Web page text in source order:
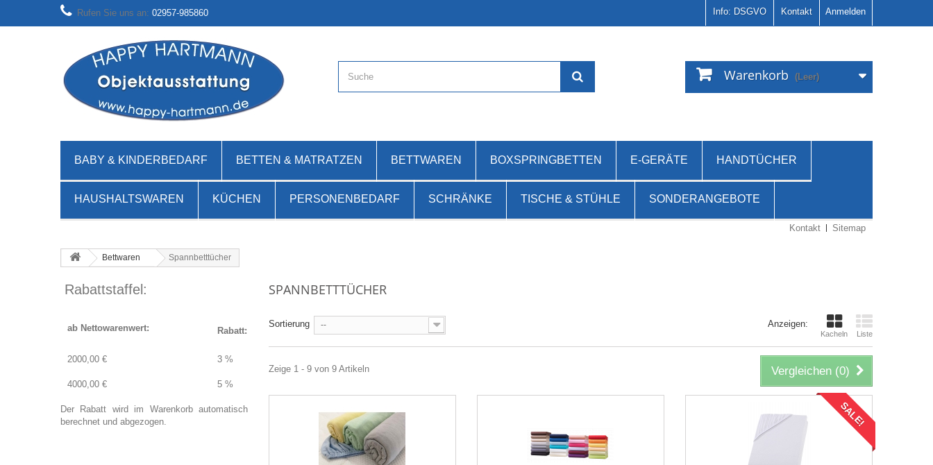
Anmelden
Kontakt
Info: DSGVO
Rufen Sie uns an: 02957-985860
Warenkorb (Leer)
BABY & KINDERBEDARF BETTEN & MATRATZEN BETTWAREN BOXSPRINGBETTEN E-GERÄTE HANDTÜCHER
HAUSHALTSWAREN KÜCHEN PERSONENBEDARF SCHRÄNKE TISCHE & STÜHLE SONDERANGEBOTE
Kontakt Sitemap
Bettwaren Spannbetttücher
Rabattstaffel:
ab Nettowarenwert: Rabatt:
2000,00 € 3 %
4000,00 € 5 %
Der Rabatt wird im Warenkorb automatisch
berechnet und abgezogen.
SPANNBETTTÜCHER
Anzeigen:
Kacheln Liste
Sortierung --
Vergleichen (0)
Zeige 1 - 9 von 9 Artikeln
SALE!